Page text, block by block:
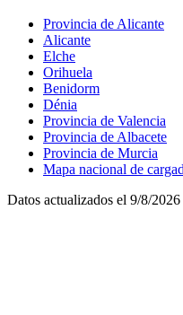
Provincia de Alicante
Alicante
Elche
Orihuela
Benidorm
Dénia
Provincia de Valencia
Provincia de Albacete
Provincia de Murcia
Mapa nacional de
Datos actualizados el 9/8/2026